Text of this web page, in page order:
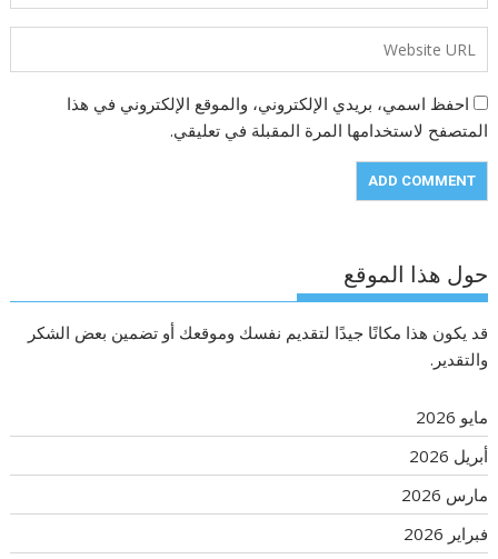
احفظ اسمي، بريدي الإلكتروني، والموقع الإلكتروني في هذا
المتصفح لاستخدامها المرة المقبلة في تعليقي.
حول هذا الموقع
قد يكون هذا مكانًا جيدًا لتقديم نفسك وموقعك أو تضمين بعض الشكر
والتقدير.
مايو 2026
أبريل 2026
مارس 2026
فبراير 2026